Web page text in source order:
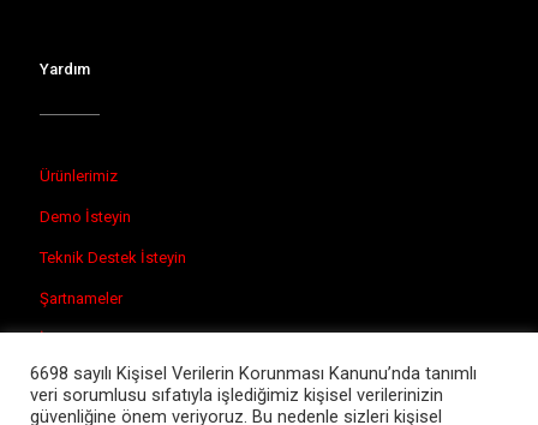
Yardım
Ürünlerimiz
Demo İsteyin
Teknik Destek İsteyin
Şartnameler
İletişim
6698 sayılı Kişisel Verilerin Korunması Kanunu’nda tanımlı
veri sorumlusu sıfatıyla işlediğimiz kişisel verilerinizin
güvenliğine önem veriyoruz. Bu nedenle sizleri kişisel